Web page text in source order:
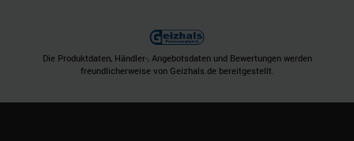
Die Produktdaten, Händler-, Angebotsdaten und Bewertungen werden
freundlicherweise von Geizhals.de bereitgestellt.